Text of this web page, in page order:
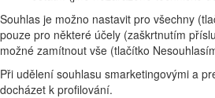
Souhlas je možno nastavit pro všechny
pouze pro některé účely (zaškrtnutím
možné zamítnout vše (tlačítko
Při udělení souhlasu smarketingovými a
docházet k profilování.